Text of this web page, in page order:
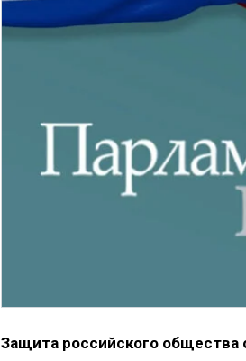
Защита российского общества